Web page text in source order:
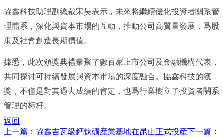
協鑫科技助理副總裁宋昊表示，未來将繼續優化投資者關系管
理體系，深化與資本市場的互動，推動公司高質量發展，爲股
東及社會創造長期價值。
據悉， 此次頒獎典禮彙聚了數百家上市公司及金融機構代表，
共同探讨可持續發展與資本市場的深度融合。協鑫科技的獲
獎，不僅是對其過去成績的肯定，也爲行業樹立了投資者關系
管理的标杆。
返回
上一篇：協鑫吉瓦級鈣钛礦産業基地在昆山正式投産下一篇：